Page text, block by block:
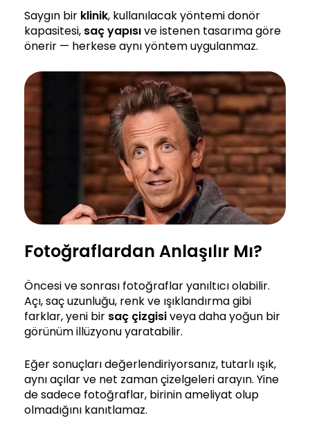
Saygın bir klinik, kullanılacak yöntemi donör
kapasitesi, saç yapısıve istenen tasarıma göre
önerir — herkese aynı yöntem uygulanmaz.
Fotoğraflardan Anlaşılır Mı?
Öncesi ve sonrası fotoğraflar yanıltıcı olabilir.
Açı, saç uzunluğu, renk ve ışıklandırma gibi
farklar, yeni bir saç çizgisiveya daha yoğun bir
görünüm illüzyonu yaratabilir.
Eğer sonuçları değerlendiriyorsanız, tutarlı ışık,
aynı açılar ve net zaman çizelgeleri arayın. Yine
de sadece fotoğraflar, birinin ameliyat olup
olmadığını kanıtlamaz.